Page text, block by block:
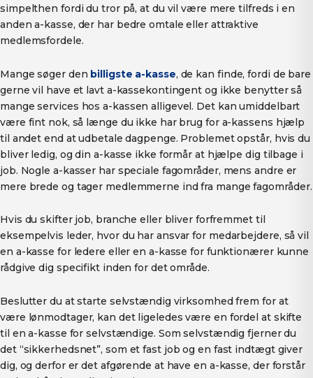
simpelthen fordi du tror på, at du vil være mere tilfreds i en
anden a-kasse, der har bedre omtale eller attraktive
medlemsfordele.
Mange søger den billigste a-kasse, de kan finde, fordi de bare
gerne vil have et lavt a-kassekontingent og ikke benytter så
mange services hos a-kassen alligevel. Det kan umiddelbart
være fint nok, så længe du ikke har brug for a-kassens hjælp
til andet end at udbetale dagpenge. Problemet opstår, hvis du
bliver ledig, og din a-kasse ikke formår at hjælpe dig tilbage i
job. Nogle a-kasser har speciale fagområder, mens andre er
mere brede og tager medlemmerne ind fra mange fagområder.
Hvis du skifter job, branche eller bliver forfremmet til
eksempelvis leder, hvor du har ansvar for medarbejdere, så vil
en a-kasse for ledere eller en a-kasse for funktionærer kunne
rådgive dig specifikt inden for det område.
Beslutter du at starte selvstændig virksomhed frem for at
være lønmodtager, kan det ligeledes være en fordel at skifte
til en a-kasse for selvstændige. Som selvstændig fjerner du
det “sikkerhedsnet”, som et fast job og en fast indtægt giver
dig, og derfor er det afgørende at have en a-kasse, der forstår